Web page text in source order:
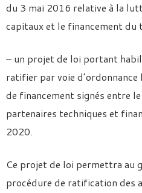
du 3 mai 2016 relative à la
capitaux et le financement du
– un projet de loi portant
ratifier par voie
de financement signés entre
partenaires techniques et
2020.
Ce projet de loi permettra au
procédure de ratification des